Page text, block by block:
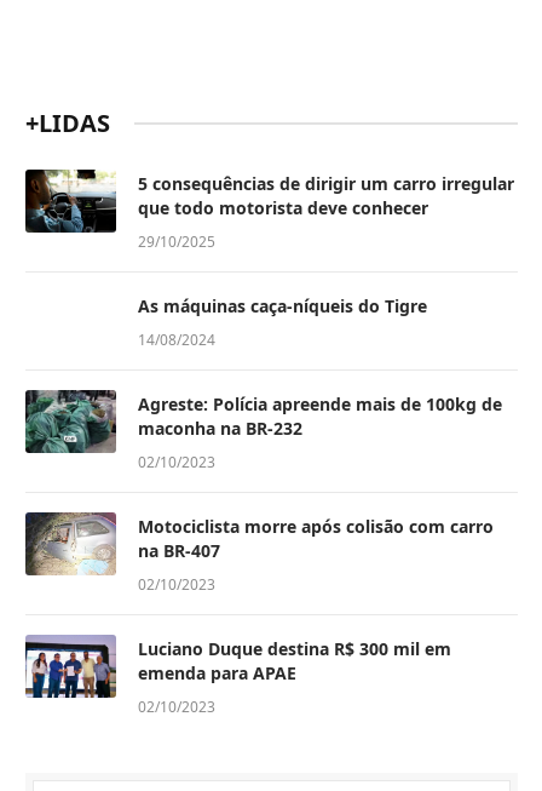
+LIDAS
5 consequências de dirigir um carro irregular
que todo motorista deve conhecer
29/10/2025
As máquinas caça-níqueis do Tigre
14/08/2024
Agreste: Polícia apreende mais de 100kg de
maconha na BR-232
02/10/2023
Motociclista morre após colisão com carro
na BR-407
02/10/2023
Luciano Duque destina R$ 300 mil em
emenda para APAE
02/10/2023